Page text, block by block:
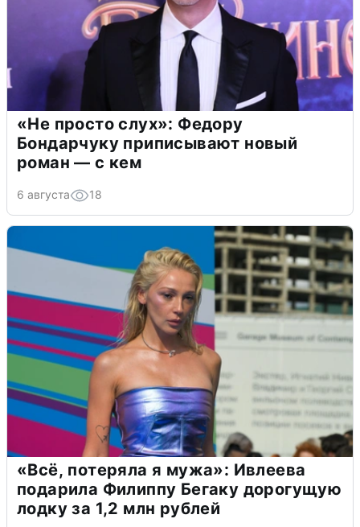
«Не просто слух»: Федору
Бондарчуку приписывают новый
роман — с кем
6 августа 18
«Всё, потеряла я мужа»: Ивлеева
подарила Филиппу Бегаку дорогущую
лодку за 1,2 млн рублей